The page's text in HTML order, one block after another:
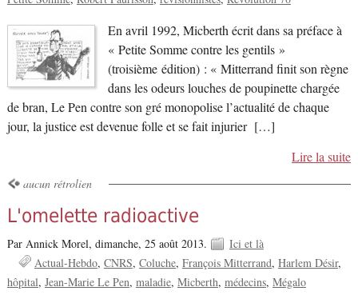
En avril 1992, Micberth écrit dans sa préface à
« Petite Somme contre les gentils »
(troisième édition) : « Mitterrand finit son règne
dans les odeurs louches de poupinette chargée
de bran, Le Pen contre son gré monopolise l’actualité de chaque
jour, la justice est devenue folle et se fait injurier […]
Lire la suite
aucun rétrolien
L'omelette radioactive
Par Annick Morel, dimanche, 25 août 2013.
Ici et là
Actual-Hebdo CNRS Coluche François Mitterrand Harlem Désir
hôpital Jean-Marie Le Pen maladie Micberth médecins Mégalo